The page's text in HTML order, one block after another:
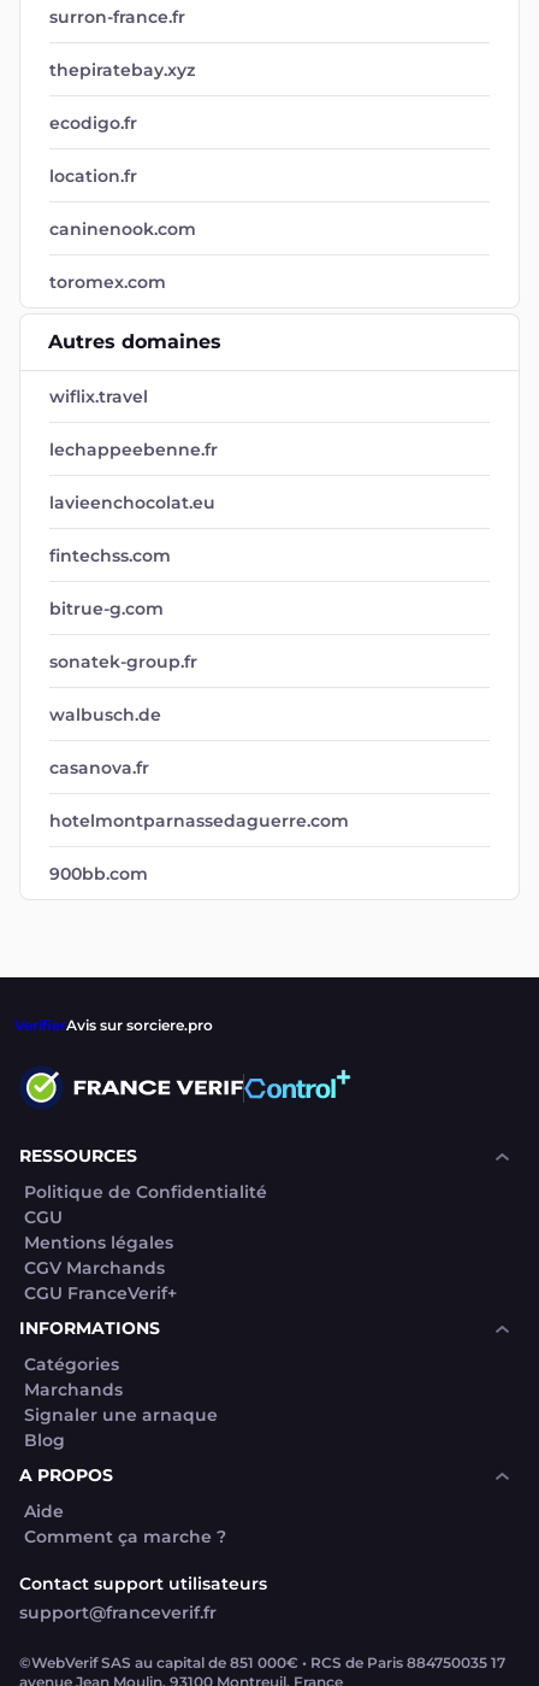
surron-france.fr
thepiratebay.xyz
ecodigo.fr
location.fr
caninenook.com
toromex.com
Autres domaines
wiflix.travel
lechappeebenne.fr
lavieenchocolat.eu
fintechss.com
bitrue-g.com
sonatek-group.fr
walbusch.de
casanova.fr
hotelmontparnassedaguerre.com
900bb.com
VerifierAvis sur sorciere.pro
RESSOURCES
Politique de Confidentialité
CGU
Mentions légales
CGV Marchands
CGU FranceVerif+
INFORMATIONS
Catégories
Marchands
Signaler une arnaque
Blog
A PROPOS
Aide
Comment ça marche ?
Contact support utilisateurs
support@franceverif.fr
©WebVerif SAS au capital de 851 000€ • RCS de Paris 884750035 17
avenue Jean Moulin, 93100 Montreuil, France